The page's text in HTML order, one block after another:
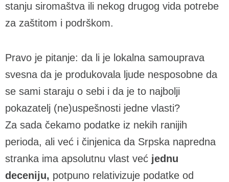
stanju siromaštva ili nekog drugog vida potrebe
za zaštitom i podrškom.
Pravo je pitanje: da li je lokalna samouprava
svesna da je produkovala ljude nesposobne da
se sami staraju o sebi i da je to najbolji
pokazatelj (ne)uspešnosti jedne vlasti?
Za sada čekamo podatke iz nekih ranijih
perioda, ali već i činjenica da Srpska napredna
stranka ima apsolutnu vlast već jednu
deceniju, potpuno relativizuje podatke od